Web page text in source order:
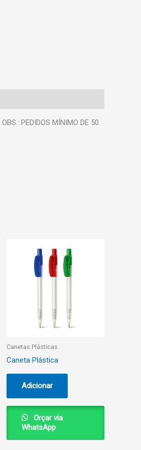
PEDIDOS MÍNIMO DE 50
Canetas Plásticas
Caneta Plástica
Adicionar
Orçar via
WhatsApp